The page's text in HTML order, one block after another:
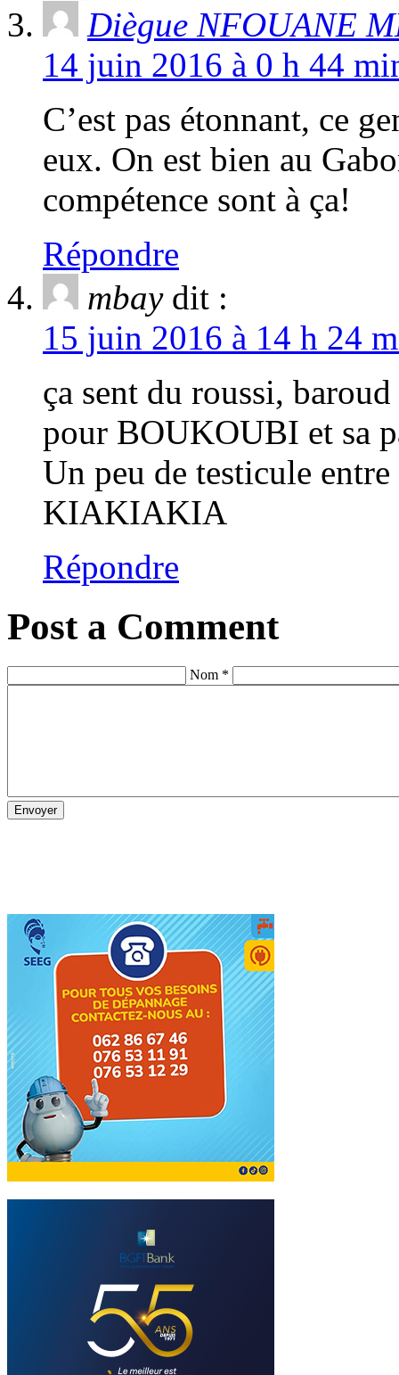
Diègue NFOUANE
14 juin 2016 à 0 h 44
C’est pas étonnant, ce
eux. On est bien au
compétence sont à ça!
Répondre
mbay dit :
15 juin 2016 à 14 h 24
ça sent du roussi,
pour BOUKOUBI et sa
Un peu de testicule
KIAKIAKIA
Répondre
Post a Comment
Nom *